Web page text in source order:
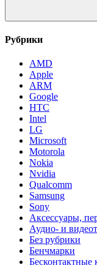
Рубрики
AMD
Apple
ARM
Google
HTC
Intel
LG
Microsoft
Motorola
Nokia
Nvidia
Qualcomm
Samsung
Sony
Аксессуары,
Аудио- и
Без рубрики
Бенчмарки
Бесконтактные